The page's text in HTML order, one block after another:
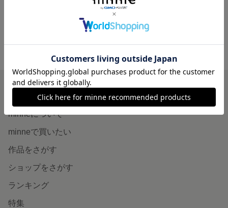
YURIKOROYU'S GALLERY の作品一覧
minneを知る
minneについて
minneで買いたい
作品をさがす
ショップをさがす
ランキング
特集